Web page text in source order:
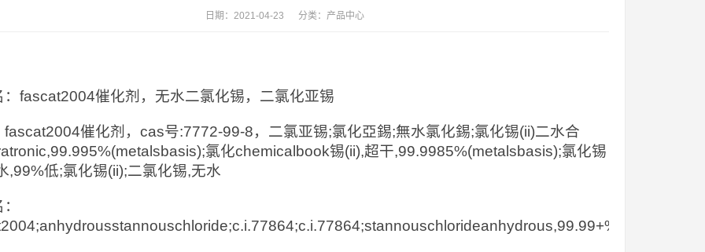
日期：2021-04-23 分类： 产品中心
：fascat2004催化剂，无水二氯化锡，二氯化亚锡
fascat2004催化剂，cas号:7772-99-8，二氯亚锡;氯化亞錫;無水氯化錫;氯化锡(ii)二水合
氯化chemicalbook锡(ii),超干,99.9985%(metalsbasis);氯化锡
,99%低;氯化锡(ii);二氯化锡,无水